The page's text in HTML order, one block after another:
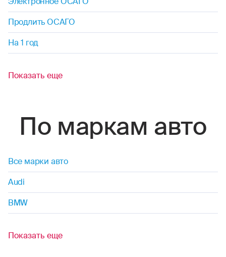
Продлить ОСАГО
На 1 год
Показать еще
По маркам авто
Все марки авто
Audi
BMW
Показать еще